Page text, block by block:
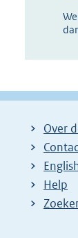
Over
Help